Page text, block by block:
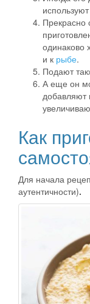
Прекрасно
одинаково
и к рыбе.
Подают
А еще он
добавляют
Как
Для начала
аутентичности).